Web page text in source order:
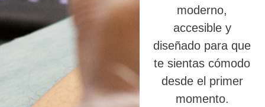
moderno,
accesible y
diseñado para que
te sientas cómodo
desde el primer
momento.